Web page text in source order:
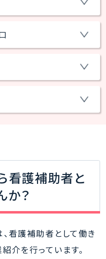
看護補助者と
か？
看護補助者として働き
介を行っています。